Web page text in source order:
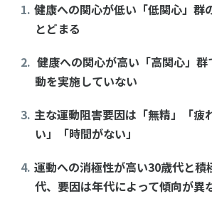
知る学ぶ
SPORT POLICY INCUBATOR ―スポ
Sport Topics
スポーツ辞典
健康への関心が低い「低関心」群
とどまる
健康への関心が高い「高関心」
動を実施していない
主な運動阻害要因は「無精」「疲
い」「時間がない」
運動への消極性が高い30歳代と積
代、要因は年代によって傾向が異